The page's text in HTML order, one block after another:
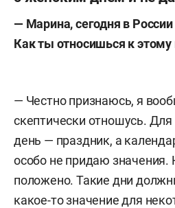
— Марина, сегодня в
Как ты относишься к этому
— Честно признаюсь, я
скептически отношусь.
день — праздник, а
особо не придаю значения.
положено. Такие дни
какое-то значение для